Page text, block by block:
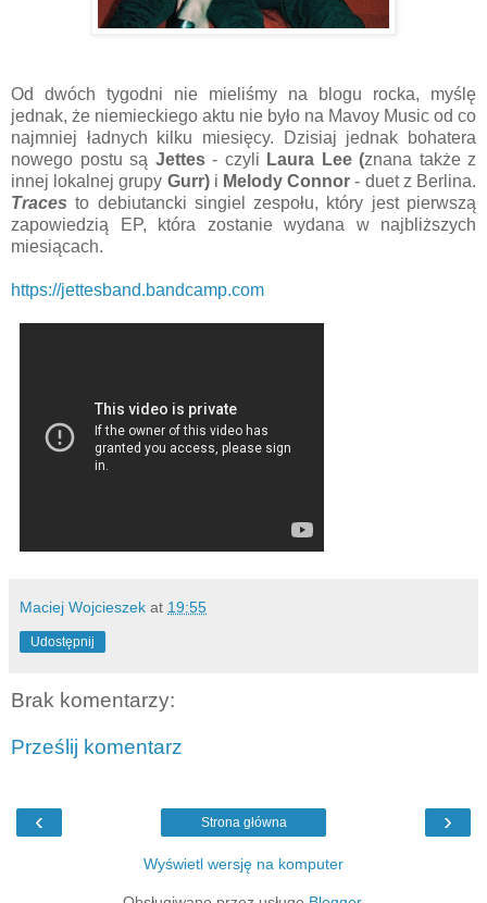
Od dwóch tygodni nie mieliśmy na blogu rocka, myślę
jednak, że niemieckiego aktu nie było na Mavoy Music od co
najmniej ładnych kilku miesięcy. Dzisiaj jednak bohatera
nowego postu są Jettes - czyli Laura Lee (znana także z
innej lokalnej grupy Gurr) i Melody Connor - duet z Berlina.
Tracesto debiutancki singiel zespołu, który jest pierwszą
zapowiedzią EP, która zostanie wydana w najbliższych
miesiącach.
https://jettesband.bandcamp.com
Maciej Wojcieszek at 19:55
Udostępnij
Brak komentarzy:
Prześlij komentarz
‹ ›
Strona główna
Wyświetl wersję na komputer